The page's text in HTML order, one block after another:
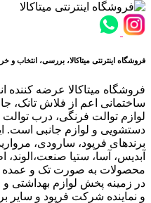
فروشگاه اینترنتی میتاکالا، بررسی، انتخاب
فروشگاه میتاکالا عرضه کننده
ساختمانی اعم از فلاش تانک،
لوازم توالت فرنگی، درب
دستشویی و لوازم جانبی است.
برندهای فرپود، سارودی،
آبدیس، آسا، ستیا صنعت،الوند،
محصولات به صورت تک و عمده
در زمینه پخش لوازم بهداشتی
و نماینده شرکت فرپود و سایر